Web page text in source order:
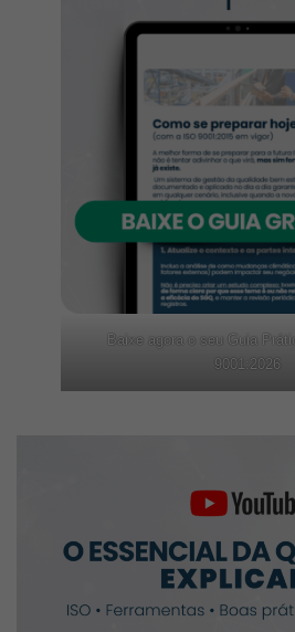
Baixe agora o seu Guia
9001:2026